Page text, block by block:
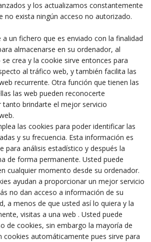
y los actualizamos constantemente
no exista ningún acceso no autorizado.
un fichero que es enviado con la finalidad
almacenarse en su ordenador, al
crea y la cookie sirve entonces para
al tráfico web, y también facilita las
recurrente. Otra función que tienen las
las web pueden reconocerte
tanto brindarte el mejor servicio
las cookies para poder identificar las
y su frecuencia. Esta información es
para análisis estadístico y después la
de forma permanente. Usted puede
cualquier momento desde su ordenador.
ayudan a proporcionar un mejor servicio
no dan acceso a información de su
a menos de que usted así lo quiera y la
visitas a una web . Usted puede
de cookies, sin embargo la mayoría de
cookies automáticamente pues sirve para